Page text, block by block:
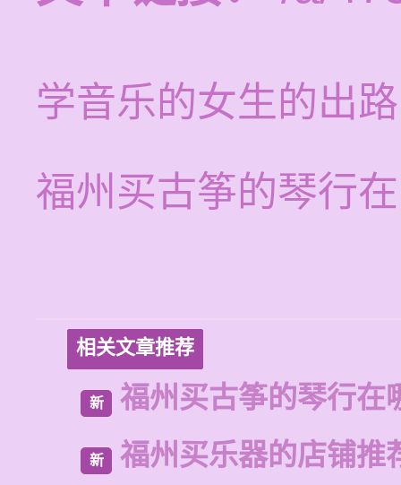
学音乐的女生的出路
福州买古筝的琴行
相关文章推荐
新 福州买古筝的琴行在
新 福州买乐器的店铺推